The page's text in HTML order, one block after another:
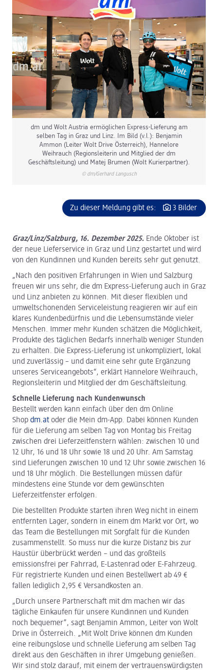
dm und Wolt Austria ermöglichen Express-Lieferung am
selben Tag in Graz und Linz. Im Bild (v.l.): Benjamin
Ammon (Leiter Wolt Drive Österreich), Hannelore
Weihrauch (Regionsleiterin und Mitglied der dm
Geschäftsleitung) und Matej Brumen (Wolt Kurierpartner).
© dm/Gerhard Langusch
Zu dieser Meldung gibt es: 3 Bilder
Graz/Linz/Salzburg, 16. Dezember 2025. Ende Oktober ist
der neue Lieferservice in Graz und Linz gestartet und wird
von den Kundinnen und Kunden bereits sehr gut genutzt.
„Nach den positiven Erfahrungen in Wien und Salzburg
freuen wir uns sehr, die dm Express-Lieferung auch in Graz
und Linz anbieten zu können. Mit dieser flexiblen und
umweltschonenden Serviceleistung reagieren wir auf ein
klares Kundenbedürfnis und die Lebensumstände vieler
Menschen. Immer mehr Kunden schätzen die Möglichkeit,
Produkte des täglichen Bedarfs innerhalb weniger Stunden
zu erhalten. Die Express-Lieferung ist unkompliziert, lokal
und zuverlässig – und damit eine sehr gute Ergänzung
unseres Serviceangebots“, erklärt Hannelore Weihrauch,
Regionsleiterin und Mitglied der dm Geschäftsleitung.
Schnelle Lieferung nach Kundenwunsch
Bestellt werden kann einfach über den dm Online
Shop dm.at oder die Mein dm-App. Dabei können Kunden
für die Lieferung am selben Tag von Montag bis Freitag
zwischen drei Lieferzeitfenstern wählen: zwischen 10 und
12 Uhr, 16 und 18 Uhr sowie 18 und 20 Uhr. Am Samstag
sind Lieferungen zwischen 10 und 12 Uhr sowie zwischen 16
und 18 Uhr möglich. Die Bestellungen müssen dafür
mindestens eine Stunde vor dem gewünschten
Lieferzeitfenster erfolgen.
Die bestellten Produkte starten ihren Weg nicht in einem
entfernten Lager, sondern in einem dm Markt vor Ort, wo
das Team die Bestellungen mit Sorgfalt für die Kunden
zusammenstellt. So muss nur die kurze Distanz bis zur
Haustür überbrückt werden – und das großteils
emissionsfrei per Fahrrad, E-Lastenrad oder E-Fahrzeug.
Für registrierte Kunden und einen Bestellwert ab 49 €
fallen lediglich 2,95 € Versandkosten an.
„Durch unsere Partnerschaft mit dm machen wir das
tägliche Einkaufen für unsere Kundinnen und Kunden
noch bequemer”, sagt Benjamin Ammon, Leiter von Wolt
Drive in Österreich. „Mit Wolt Drive können dm Kunden
eine reibungslose und schnelle Lieferung am selben Tag
direkt aus den Geschäften in ihrer Umgebung genießen.
Wir sind stolz darauf, mit einem der vertrauenswürdigsten